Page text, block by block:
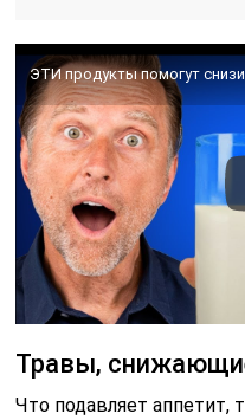
Травы,
Что подавляет аппетит,